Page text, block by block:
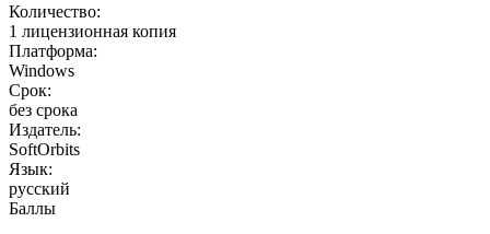
Количество:
1 лицензионная копия
Платформа:
Windows
Срок:
без срока
Издатель:
SoftOrbits
Язык:
русский
Баллы